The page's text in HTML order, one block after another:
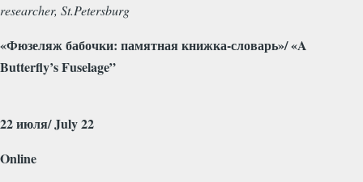
researcher, St.Petersburg
«Фюзеляж бабочки: памятная книжка-словарь»/ «A
Butterfly’sFuselage”
22 июля/July22
Online